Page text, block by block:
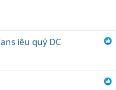
iêu quý DC